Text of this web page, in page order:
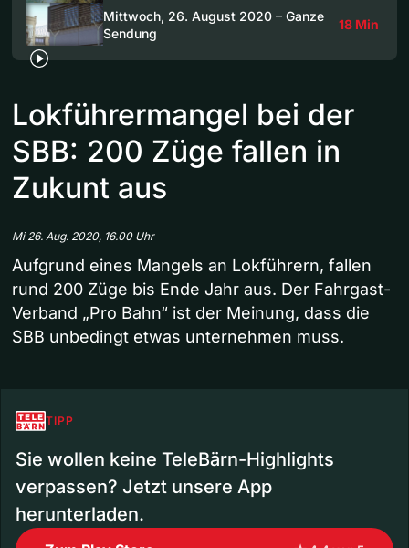
Mittwoch, 26. August 2020 – Ganze
Sendung
18 Min
Lokführermangel bei der
SBB: 200 Züge fallen in
Zukunt aus
Mi 26. Aug. 2020, 16.00 Uhr
Aufgrund eines Mangels an Lokführern, fallen
rund 200 Züge bis Ende Jahr aus. Der Fahrgast-
Verband „Pro Bahn“ ist der Meinung, dass die
SBB unbedingt etwas unternehmen muss.
TIPP
Sie wollen keine TeleBärn-Highlights
verpassen? Jetzt unsere App
herunterladen.